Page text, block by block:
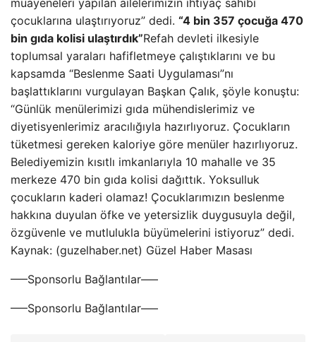
muayeneleri yapılan ailelerimizin ihtiyaç sahibi
çocuklarına ulaştırıyoruz” dedi. “4 bin 357 çocuğa 470
bin gıda kolisi ulaştırdık”Refah devleti ilkesiyle
toplumsal yaraları hafifletmeye çalıştıklarını ve bu
kapsamda “Beslenme Saati Uygulaması”nı
başlattıklarını vurgulayan Başkan Çalık, şöyle konuştu:
“Günlük menülerimizi gıda mühendislerimiz ve
diyetisyenlerimiz aracılığıyla hazırlıyoruz. Çocukların
tüketmesi gereken kaloriye göre menüler hazırlıyoruz.
Belediyemizin kısıtlı imkanlarıyla 10 mahalle ve 35
merkeze 470 bin gıda kolisi dağıttık. Yoksulluk
çocukların kaderi olamaz! Çocuklarımızın beslenme
hakkına duyulan öfke ve yetersizlik duygusuyla değil,
özgüvenle ve mutlulukla büyümelerini istiyoruz” dedi.
Kaynak: (guzelhaber.net) Güzel Haber Masası
—–Sponsorlu Bağlantılar—–
—–Sponsorlu Bağlantılar—–